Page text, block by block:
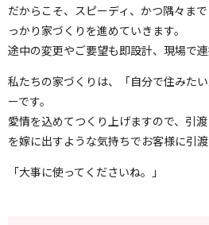
だからこそ、スピーディ、かつ隅々ま
っかり家づくりを進めていきます。
途中の変更やご要望も即設計、現場で連
私たちの家づくりは、「自分で住みた
ーです。
愛情を込めてつくり上げますので、引
を嫁に出すような気持ちでお客様に引渡
「大事に使ってくださいね。」